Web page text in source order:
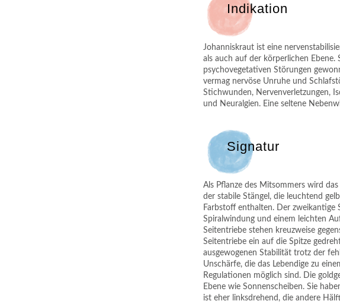
Indikation
Johanniskraut ist eine
als auch auf der körperlichen Ebene.
psychovegetativen Störungen
vermag nervöse Unruhe und
Stichwunden, Nervenverletzungen,
und Neuralgien. Eine seltene
Signatur
Als Pflanze des Mitsommers wird
der stabile Stängel, die leuchtend
Farbstoff enthalten. Der
Spiralwindung und einem leichten
Seitentriebe stehen kreuzweise
Seitentriebe ein auf die Spitze
ausgewogenen Stabilität trotz der
Unschärfe, die das Lebendige zu
Regulationen möglich sind. Die
Ebene wie Sonnenscheiben. Sie
ist eher linksdrehend, die andere